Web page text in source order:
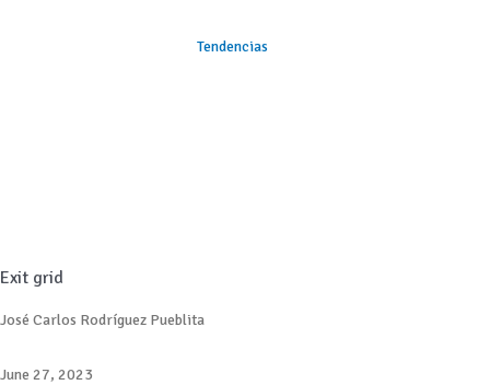
Tendencias
Exit grid
José Carlos Rodríguez Pueblita
June 27, 2023